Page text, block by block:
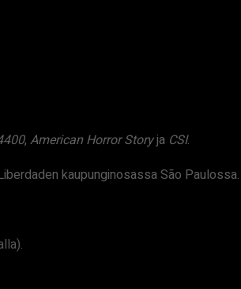
, American Horror Storyja CSI.
kaupunginosassa São Paulossa.